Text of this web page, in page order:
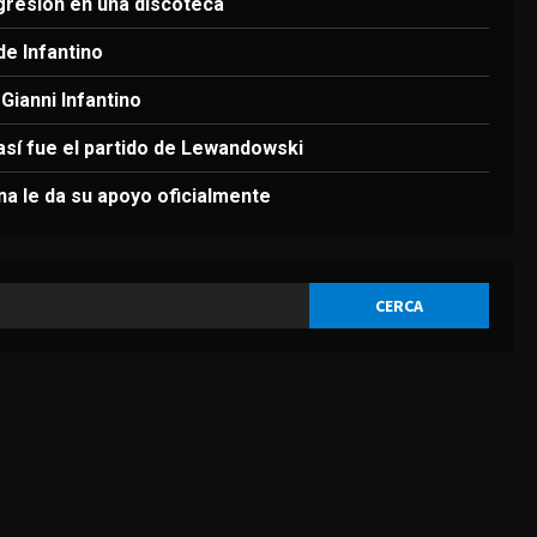
4 Agosto 7, 2026
DEPORTES
Lewandowski
Infantino
Infantino
fue el partido de Lewandowski
le da su apoyo oficialmente